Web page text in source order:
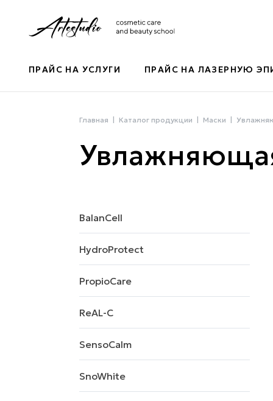
ПРАЙС НА УСЛУГИ ПРАЙС НА ЛАЗЕРНУЮ
Главная Каталог продукции Маски
BalanCell
HydroProtect
PropioCare
ReAL-C
SensoCalm
SnoWhite